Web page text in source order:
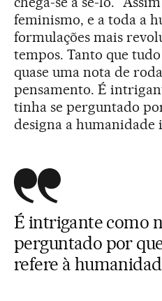
feminismo, e a toda a
formulações mais
tempos. Tanto que
quase uma nota de
pensamento. É
tinha se perguntado
designa a humanidade
É intrigante como
perguntado por
refere à